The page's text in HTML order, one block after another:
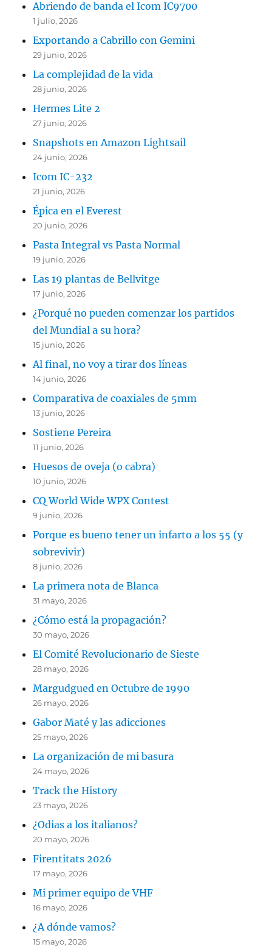
Abriendo de banda el Icom IC9700
1 julio, 2026
Exportando a Cabrillo con Gemini
29 junio, 2026
La complejidad de la vida
28 junio, 2026
Hermes Lite 2
27 junio, 2026
Snapshots en Amazon Lightsail
24 junio, 2026
Icom IC-232
21 junio, 2026
Épica en el Everest
20 junio, 2026
Pasta Integral vs Pasta Normal
19 junio, 2026
Las 19 plantas de Bellvitge
17 junio, 2026
¿Porqué no pueden comenzar los partidos
del Mundial a su hora?
15 junio, 2026
Al final, no voy a tirar dos líneas
14 junio, 2026
Comparativa de coaxiales de 5mm
13 junio, 2026
Sostiene Pereira
11 junio, 2026
Huesos de oveja (o cabra)
10 junio, 2026
CQ World Wide WPX Contest
9 junio, 2026
Porque es bueno tener un infarto a los 55 (y
sobrevivir)
8 junio, 2026
La primera nota de Blanca
31 mayo, 2026
¿Cómo está la propagación?
30 mayo, 2026
El Comité Revolucionario de Sieste
28 mayo, 2026
Margudgued en Octubre de 1990
26 mayo, 2026
Gabor Maté y las adicciones
25 mayo, 2026
La organización de mi basura
24 mayo, 2026
Track the History
23 mayo, 2026
¿Odias a los italianos?
20 mayo, 2026
Firentitats 2026
17 mayo, 2026
Mi primer equipo de VHF
16 mayo, 2026
¿A dónde vamos?
15 mayo, 2026